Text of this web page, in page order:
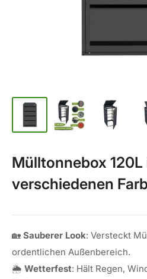
Mülltonnebox 120L
verschiedenen
🏡 Sauberer Look: Versteckt
ordentlichen Außenbereich.
🌦️ Wetterfest: Hält Regen,